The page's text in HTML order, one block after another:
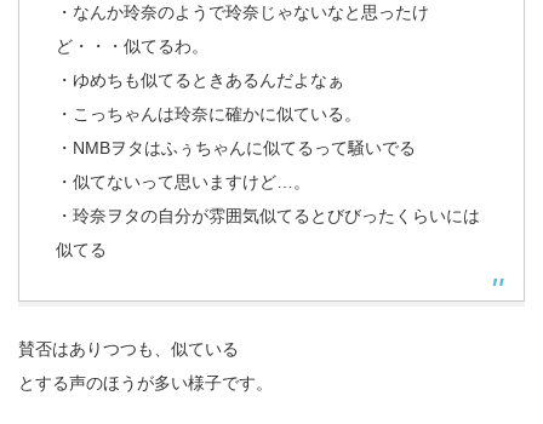
・なんか玲奈のようで玲奈じゃないなと思ったけ
ど・・・似てるわ。
・ゆめちも似てるときあるんだよなぁ
・こっちゃんは玲奈に確かに似ている。
・NMBヲタはふぅちゃんに似てるって騒いでる
・似てないって思いますけど…。
・玲奈ヲタの自分が雰囲気似てるとびびったくらいには
似てる
賛否はありつつも、似ている
とする声のほうが多い様子です。